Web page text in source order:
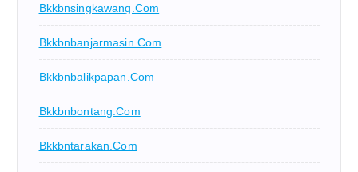
Bkkbnsingkawang.com
Bkkbnbanjarmasin.com
Bkkbnbalikpapan.com
Bkkbnbontang.com
Bkkbntarakan.com